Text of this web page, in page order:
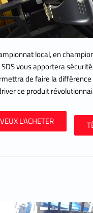
local, en
vous apportera
de faire la
ce produit
L'ACHETER